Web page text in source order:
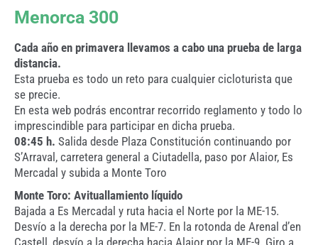
Menorca 300
Cada año en primavera llevamos a cabo una prueba de larga
distancia.
Esta prueba es todo un reto para cualquier cicloturista que
se precie.
En esta web podrás encontrar recorrido reglamento y todo lo
imprescindible para participar en dicha prueba.
08:45 h. Salida desde Plaza Constitución continuando por
S’Arraval, carretera general a Ciutadella, paso por Alaior, Es
Mercadal y subida a Monte Toro
Monte Toro: Avituallamiento líquido
Bajada a Es Mercadal y ruta hacia el Norte por la ME-15.
Desvío a la derecha por la ME-7. En la rotonda de Arenal d’en